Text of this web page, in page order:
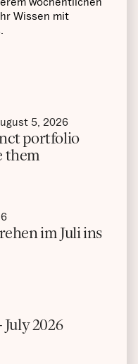
Wissen mit
5, 2026
portfolio
them
im Juli ins
2026